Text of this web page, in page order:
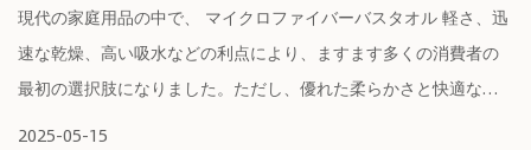
現代の家庭用品の中で、 マイクロファイバーバスタオル 軽さ、迅
速な乾燥、高い吸水などの利点により、ますます多くの消費者の
最初の選択肢になりました。ただし、優れた柔らかさと快適な雰
2025-05-15